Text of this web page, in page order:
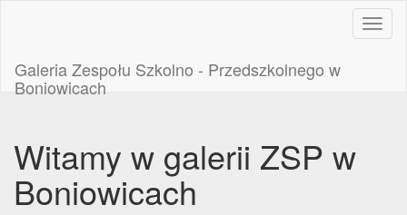
Galeria Zespołu Szkolno - Przedszkolnego w
Boniowicach
Witamy w galerii ZSP w
Boniowicach